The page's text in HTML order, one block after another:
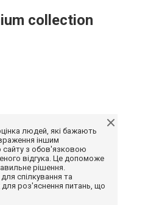
collection
людей, які бажають
іншим
сайту з обов'язковою
відгука. Це допоможе
рішення.
спілкування та
роз'яснення питань, що